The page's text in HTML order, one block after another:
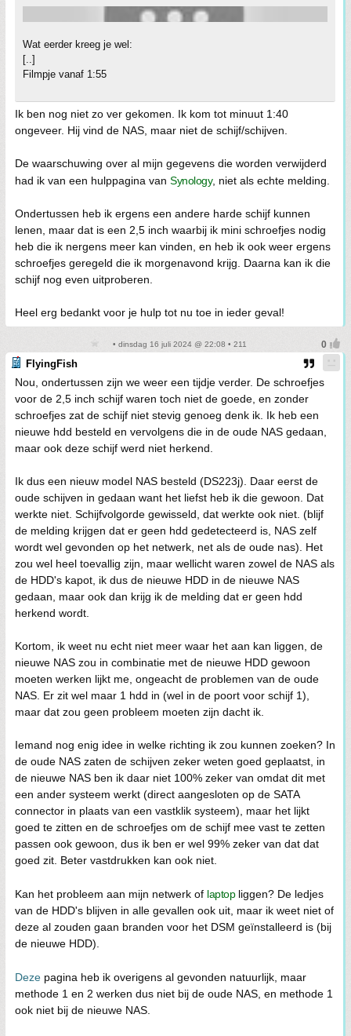
Wat eerder kreeg je wel:
[..]
Filmpje vanaf 1:55
Ik ben nog niet zo ver gekomen. Ik kom tot minuut 1:40
ongeveer. Hij vind de NAS, maar niet de schijf/schijven.
De waarschuwing over al mijn gegevens die worden verwijderd
had ik van een hulppagina van Synology, niet als echte melding.
Ondertussen heb ik ergens een andere harde schijf kunnen
lenen, maar dat is een 2,5 inch waarbij ik mini schroefjes nodig
heb die ik nergens meer kan vinden, en heb ik ook weer ergens
schroefjes geregeld die ik morgenavond krijg. Daarna kan ik die
schijf nog even uitproberen.
Heel erg bedankt voor je hulp tot nu toe in ieder geval!
• dinsdag 16 juli 2024 @ 22:08 • 211
FlyingFish
Nou, ondertussen zijn we weer een tijdje verder. De schroefjes
voor de 2,5 inch schijf waren toch niet de goede, en zonder
schroefjes zat de schijf niet stevig genoeg denk ik. Ik heb een
nieuwe hdd besteld en vervolgens die in de oude NAS gedaan,
maar ook deze schijf werd niet herkend.
Ik dus een nieuw model NAS besteld (DS223j). Daar eerst de
oude schijven in gedaan want het liefst heb ik die gewoon. Dat
werkte niet. Schijfvolgorde gewisseld, dat werkte ook niet. (blijf
de melding krijgen dat er geen hdd gedetecteerd is, NAS zelf
wordt wel gevonden op het netwerk, net als de oude nas). Het
zou wel heel toevallig zijn, maar wellicht waren zowel de NAS als
de HDD's kapot, ik dus de nieuwe HDD in de nieuwe NAS
gedaan, maar ook dan krijg ik de melding dat er geen hdd
herkend wordt.
Kortom, ik weet nu echt niet meer waar het aan kan liggen, de
nieuwe NAS zou in combinatie met de nieuwe HDD gewoon
moeten werken lijkt me, ongeacht de problemen van de oude
NAS. Er zit wel maar 1 hdd in (wel in de poort voor schijf 1),
maar dat zou geen probleem moeten zijn dacht ik.
Iemand nog enig idee in welke richting ik zou kunnen zoeken? In
de oude NAS zaten de schijven zeker weten goed geplaatst, in
de nieuwe NAS ben ik daar niet 100% zeker van omdat dit met
een ander systeem werkt (direct aangesloten op de SATA
connector in plaats van een vastklik systeem), maar het lijkt
goed te zitten en de schroefjes om de schijf mee vast te zetten
passen ook gewoon, dus ik ben er wel 99% zeker van dat dat
goed zit. Beter vastdrukken kan ook niet.
Kan het probleem aan mijn netwerk of laptopliggen? De ledjes
van de HDD's blijven in alle gevallen ook uit, maar ik weet niet of
deze al zouden gaan branden voor het DSM geïnstalleerd is (bij
de nieuwe HDD).
Deze pagina heb ik overigens al gevonden natuurlijk, maar
methode 1 en 2 werken dus niet bij de oude NAS, en methode 1
ook niet bij de nieuwe NAS.